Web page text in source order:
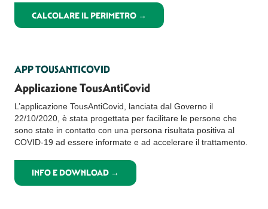
CALCOLARE IL PERIMETRO →
APP TOUSANTICOVID
Applicazione TousAntiCovid
L’applicazione TousAntiCovid, lanciata dal Governo il
22/10/2020, è stata progettata per facilitare le persone che
sono state in contatto con una persona risultata positiva al
COVID-19 ad essere informate e ad accelerare il trattamento.
INFO E DOWNLOAD →